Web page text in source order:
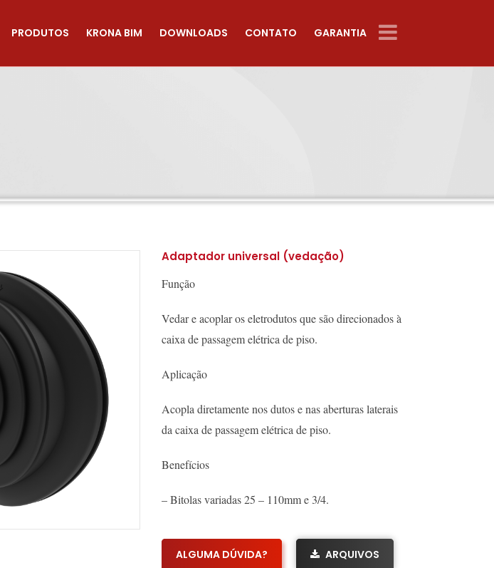
PRODUTOS KRONA BIM DOWNLOADS CONTATO GARANTIA
Adaptador universal (vedação)
Função
Vedar e acoplar os eletrodutos que são direcionados à
caixa de passagem elétrica de piso.
Aplicação
Acopla diretamente nos dutos e nas aberturas laterais
da caixa de passagem elétrica de piso.
Benefícios
– Bitolas variadas 25 – 110mm e 3/4.
ALGUMA DÚVIDA? ARQUIVOS